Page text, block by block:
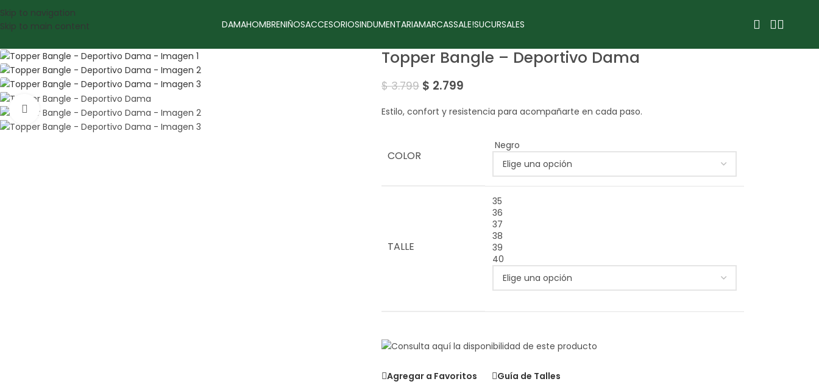
Skip to navigation
Skip to main content
DAMAHOMBRENIÑOSACCESORIOSINDUMENTARIAMARCASSALE!SUCURSALES
Sale
Amplía la Imagen
Topper Bangle – Deportivo Dama
$3.799 $ 2.799
Estilo, confort y resistencia para acompañarte en cada paso.
COLOR
Negro
TALLE
35
36
37
38
39
40
Agregar a Favoritos
Guía de Talles